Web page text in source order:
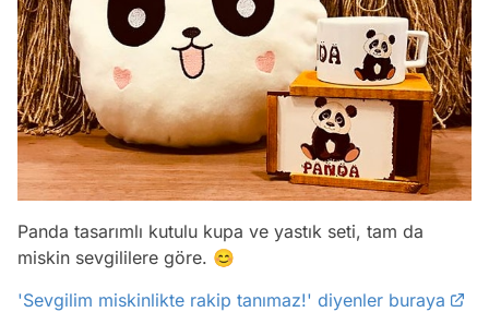
Panda tasarımlı kutulu kupa ve yastık seti, tam da
miskin sevgililere göre. 😊
'Sevgilim miskinlikte rakip tanımaz!' diyenler buraya